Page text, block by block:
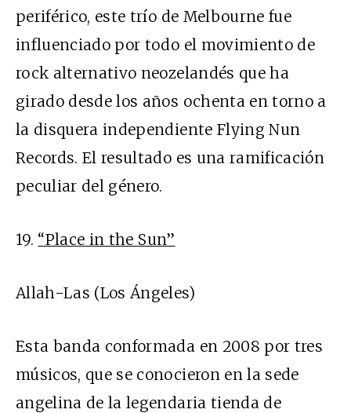
periférico, este trío de Melbourne fue
influenciado por todo el movimiento de
rock alternativo neozelandés que ha
girado desde los años ochenta en torno a
la disquera independiente Flying Nun
Records. El resultado es una ramificación
peculiar del género.
19. “Place in the Sun”
Allah-Las (Los Ángeles)
Esta banda conformada en 2008 por tres
músicos, que se conocieron en la sede
angelina de la legendaria tienda de